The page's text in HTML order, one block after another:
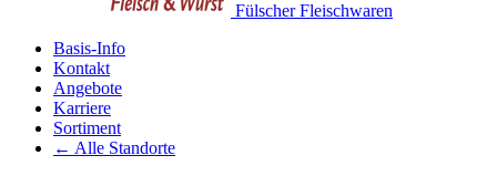
Fülscher Fleischwaren
Basis-Info
Kontakt
Angebote
Karriere
Sortiment
← Alle Standorte